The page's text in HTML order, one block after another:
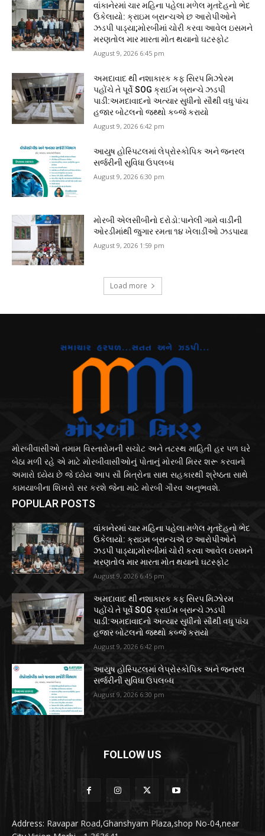
વાંકાનેરમાં ચાર મહિના પહેલા મળેલ મૃતદેહનો ભેદ
ઉકેલાયો: ક્રાઇમ બ્રાન્ચએ છ આરોપીઓને
ઝડપી પાડ્યા;મોરબીમાં ચોરી કરવા આવેલ ઇસમને
મરણતોલ માર મારતા મોત થયાનો ઘટસ્ફોટ
August 9, 2026 6:45 pm
અમદાવાદ થી નશાકારક કફ સિરપ મિઝોરમ
પહોંચે તે પૂર્વે SOG ક્રાઈમ બ્રાન્ચે ઝડપી
પાડી:અમદાવાદનો અત્યાર સુધીનો સૌથી વધુ પાંચ
હજાર બોટલનો જથ્થો કબ્જે કરાયો
August 9, 2026 6:42 pm
આયુષ હોસ્પિટલમાં લેપ્રોસ્કોપિક અને જનરલ
સર્જરીની સુવિધા ઉપલબ્ધ
August 9, 2026 6:30 pm
મોરબી એલસીબીનો દરોડો:પાનેલી ગામે વાડીની
ઓરડીમાંથી જુગાર રમતા ૧૪ ખેલાડીઓ ઝડપાયા
August 9, 2026 1:59 pm
Load more
મોરબીવાસીઓ તમામ વિસ્તારોમની સચોટ અને તટસ્થ માહિતી હર પળ ઘરે
બેઠા મળી રહે એ માટે મોરબીવાસીઓનું પોતાનું મોરબી મિરર શરૂ કરવાનો
અમારો ધ્યેય છે જે ધ્યેય આપ સૌ મિત્રોના સાથ સહકારથી શ્રેષ્ઠતા સાથે
કામયાબીના શિખરો સર કરશે જેના માટે મોરબી ગૌરવ અનુભવશે.
POPULAR POSTS
વાંકાનેરમાં ચાર મહિના પહેલા મળેલ મૃતદેહનો ભેદ
ઉકેલાયો: ક્રાઇમ બ્રાન્ચએ છ આરોપીઓને
ઝડપી પાડ્યા;મોરબીમાં ચોરી કરવા આવેલ ઇસમને
મરણતોલ માર મારતા મોત થયાનો ઘટસ્ફોટ
August 9, 2026 6:45 pm
અમદાવાદ થી નશાકારક કફ સિરપ મિઝોરમ
પહોંચે તે પૂર્વે SOG ક્રાઈમ બ્રાન્ચે ઝડપી
પાડી:અમદાવાદનો અત્યાર સુધીનો સૌથી વધુ પાંચ
હજાર બોટલનો જથ્થો કબ્જે કરાયો
August 9, 2026 6:42 pm
આયુષ હોસ્પિટલમાં લેપ્રોસ્કોપિક અને જનરલ
સર્જરીની સુવિધા ઉપલબ્ધ
August 9, 2026 6:30 pm
FOLLOW US
Address: Ravapar Road,Ghanshyam Plaza,shop No-04,near